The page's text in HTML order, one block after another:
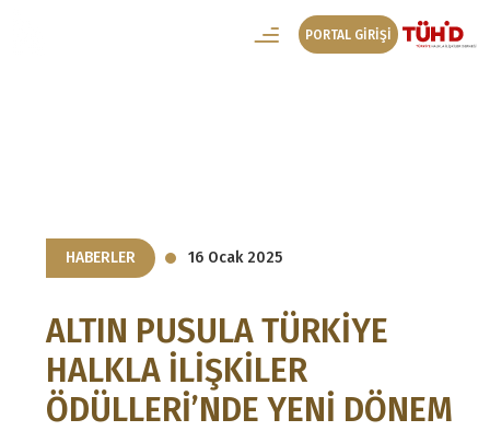
PORTAL GİRİŞİ
HABERLER 16 Ocak 2025
ALTIN PUSULA TÜRKİYE
HALKLA İLİŞKİLER
ÖDÜLLERİ’NDE YENİ DÖNEM